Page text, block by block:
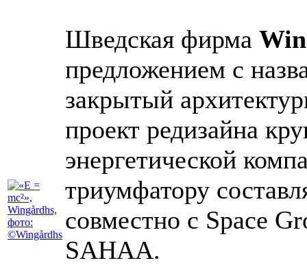
Шведская фирма
предложением с
закрытый
проект редизайна
энергетической
триумфатору
совместно с Space
SAHAA.